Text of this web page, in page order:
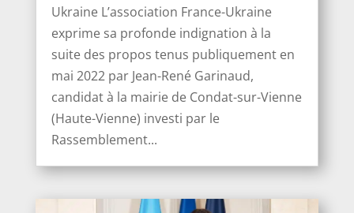
Ukraine L’association France-Ukraine
exprime sa profonde indignation à la
suite des propos tenus publiquement en
mai 2022 par Jean-René Garinaud,
candidat à la mairie de Condat-sur-Vienne
(Haute-Vienne) investi par le
Rassemblement...